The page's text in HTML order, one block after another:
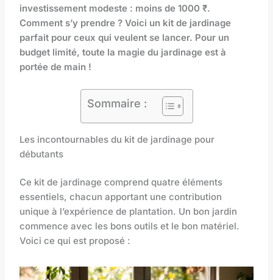
investissement modeste : moins de 1000 ₹.
Comment s’y prendre ? Voici un kit de jardinage
parfait pour ceux qui veulent se lancer. Pour un
budget limité, toute la magie du jardinage est à
portée de main !
Sommaire :
Les incontournables du kit de jardinage pour
débutants
Ce kit de jardinage comprend quatre éléments
essentiels, chacun apportant une contribution
unique à l’expérience de plantation. Un bon jardin
commence avec les bons outils et le bon matériel.
Voici ce qui est proposé :